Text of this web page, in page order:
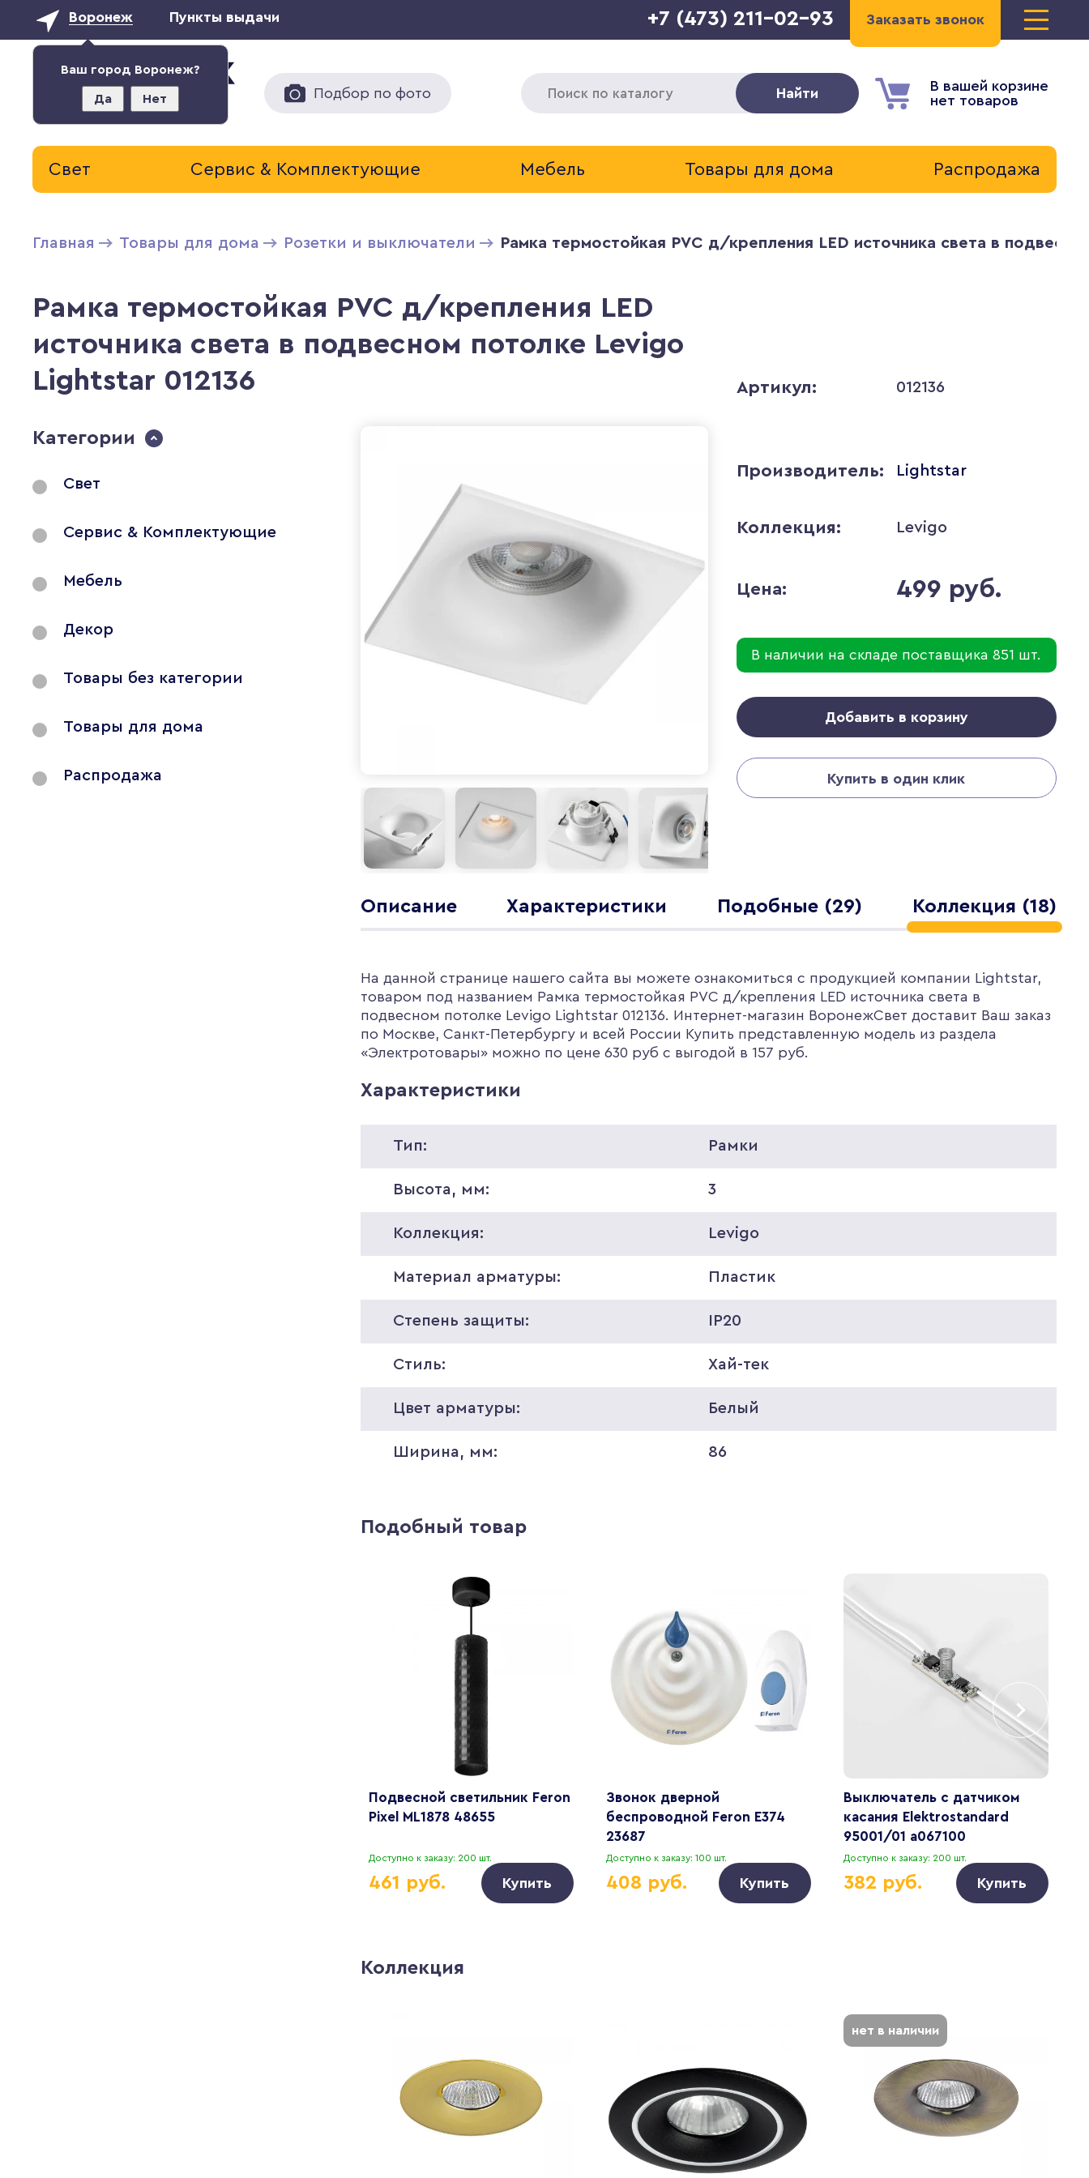
Воронеж
Ваш город Воронеж?
Да Нет
Пункты выдачи Заказать звонок
+7 (473) 211-02-93
Подбор по фото
В вашей корзине
нет товаров
Найти
Свет Сервис & Комплектующие Мебель Товары для дома Распродажа
Главная Товары для дома Розетки и выключатели Рамка термостойкая PVC д/крепления LED источника света в
Рамка термостойкая PVC д/крепления LED
источника света в подвесном потолке Levigo
Lightstar 012136
Категории
Свет
Сервис & Комплектующие
Мебель
Декор
Товары без категории
Товары для дома
Распродажа
Артикул: 012136
Производитель: Lightstar
Коллекция: Levigo
Цена: 499 руб.
В наличии на складе поставщика 851 шт.
Добавить в корзину
Купить в один клик
Описание Характеристики Подобные (29) Коллекция (18)
На данной странице нашего сайта вы можете ознакомиться с продукцией компании Lightstar,
товаром под названием Рамка термостойкая PVC д/крепления LED источника света в
подвесном потолке Levigo Lightstar 012136. Интернет-магазин ВоронежСвет доставит Ваш заказ
по Москве, Санкт-Петербургу и всей России Купить представленную модель из раздела
«Электротовары» можно по цене 630 руб с выгодой в 157 руб.
Характеристики
Тип: Рамки
Высота, мм: 3
Коллекция: Levigo
Материал арматуры: Пластик
Степень защиты: IP20
Стиль: Хай-тек
Цвет арматуры: Белый
Ширина, мм: 86
Подобный товар
Подвесной светильник Feron
Pixel ML1878 48655
Доступно к заказу: 200 шт.
461 руб. Купить
Звонок дверной
беспроводной Feron E374
23687
Доступно к заказу: 100 шт.
408 руб. Купить
Выключатель с датчиком
касания Elektrostandard
95001/01 a067100
Доступно к заказу: 200 шт.
382 руб. Купить
Коллекция
нет в наличии